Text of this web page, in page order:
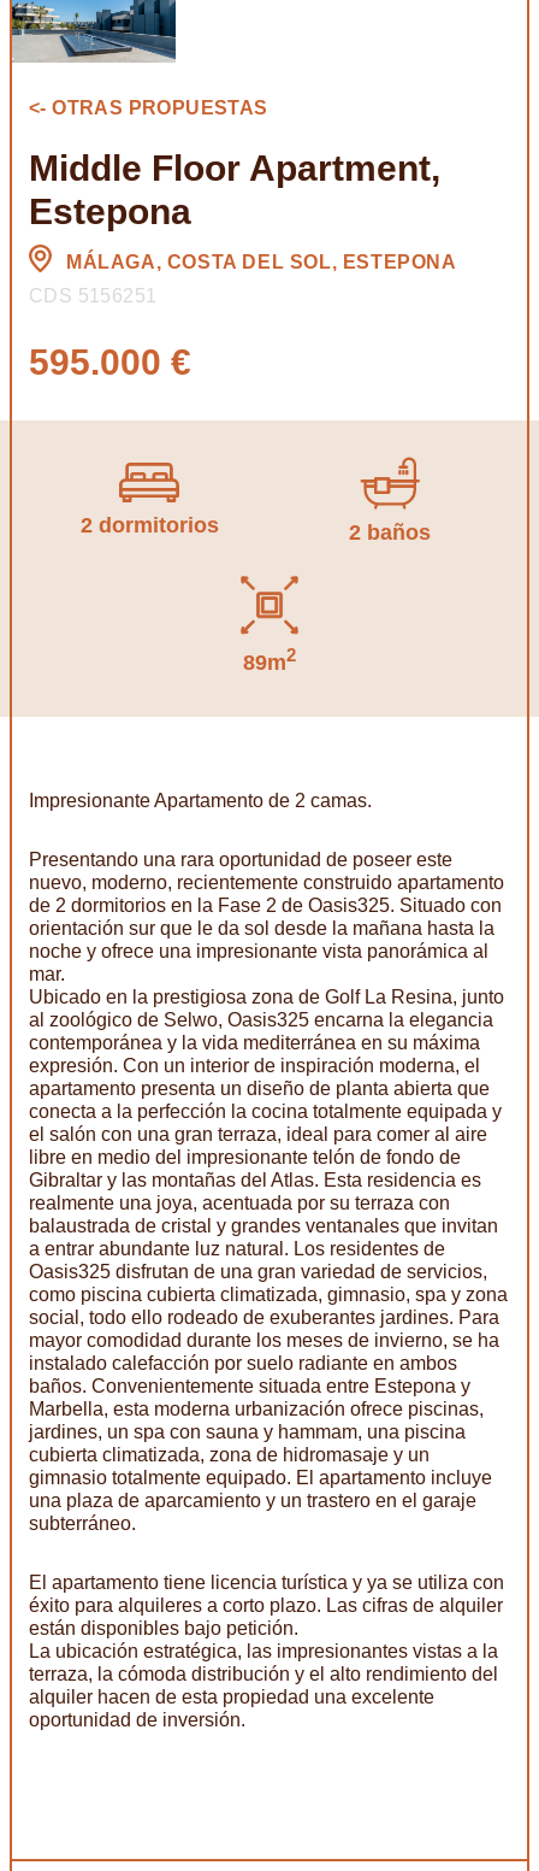
<- OTRAS PROPUESTAS
Middle Floor Apartment,
Estepona
MÁLAGA, COSTA DEL SOL, ESTEPONA
CDS 5156251
595.000 €
2 dormitorios 2 baños
89m2
Impresionante Apartamento de 2 camas.
Presentando una rara oportunidad de poseer este
nuevo, moderno, recientemente construido apartamento
de 2 dormitorios en la Fase 2 de Oasis325. Situado con
orientación sur que le da sol desde la mañana hasta la
noche y ofrece una impresionante vista panorámica al
mar.
Ubicado en la prestigiosa zona de Golf La Resina, junto
al zoológico de Selwo, Oasis325 encarna la elegancia
contemporánea y la vida mediterránea en su máxima
expresión. Con un interior de inspiración moderna, el
apartamento presenta un diseño de planta abierta que
conecta a la perfección la cocina totalmente equipada y
el salón con una gran terraza, ideal para comer al aire
libre en medio del impresionante telón de fondo de
Gibraltar y las montañas del Atlas. Esta residencia es
realmente una joya, acentuada por su terraza con
balaustrada de cristal y grandes ventanales que invitan
a entrar abundante luz natural. Los residentes de
Oasis325 disfrutan de una gran variedad de servicios,
como piscina cubierta climatizada, gimnasio, spa y zona
social, todo ello rodeado de exuberantes jardines. Para
mayor comodidad durante los meses de invierno, se ha
instalado calefacción por suelo radiante en ambos
baños. Convenientemente situada entre Estepona y
Marbella, esta moderna urbanización ofrece piscinas,
jardines, un spa con sauna y hammam, una piscina
cubierta climatizada, zona de hidromasaje y un
gimnasio totalmente equipado. El apartamento incluye
una plaza de aparcamiento y un trastero en el garaje
subterráneo.
El apartamento tiene licencia turística y ya se utiliza con
éxito para alquileres a corto plazo. Las cifras de alquiler
están disponibles bajo petición.
La ubicación estratégica, las impresionantes vistas a la
terraza, la cómoda distribución y el alto rendimiento del
alquiler hacen de esta propiedad una excelente
oportunidad de inversión.